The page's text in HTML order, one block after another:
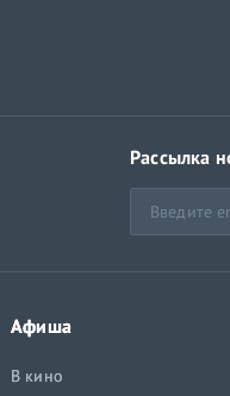
Рассылка
Афиша
В кино